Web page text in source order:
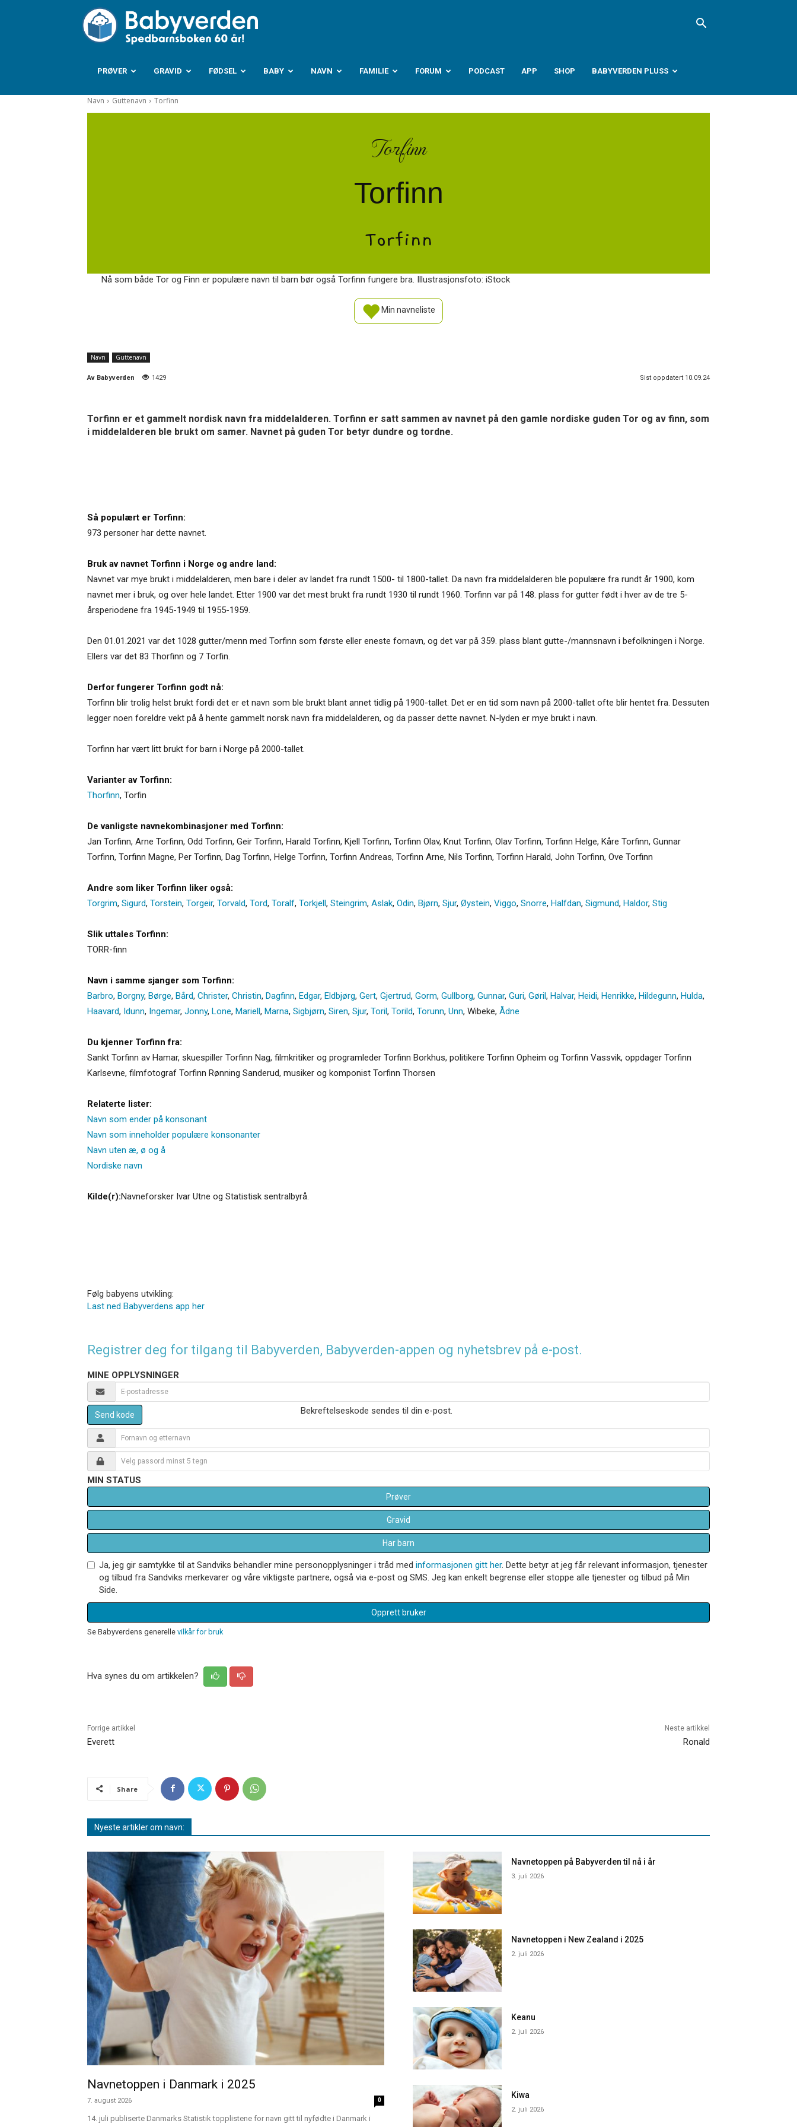
Babyverden.no
PRØVER GRAVID FØDSEL BABY NAVN FAMILIE FORUM PODCAST APP SHOP BABYVERDEN PLUSS
Navn Guttenavn Torfinn
Torfinn
Torfinn
Torfinn
Nå som både Tor og Finn er populære navn til barn bør også Torfinn fungere bra. Illustrasjonsfoto: iStock
Min navneliste
Navn Guttenavn
Av Babyverden 1429 Sist oppdatert 10.09.24
Torfinn er et gammelt nordisk navn fra middelalderen. Torfinn er satt sammen av navnet på den gamle nordiske guden Tor og av finn, som
i middelalderen ble brukt om samer. Navnet på guden Tor betyr dundre og tordne.
Så populært er Torfinn:
973 personer har dette navnet.
Bruk av navnet Torfinn i Norge og andre land:
Navnet var mye brukt i middelalderen, men bare i deler av landet fra rundt 1500- til 1800-tallet. Da navn fra middelalderen ble populære fra rundt år 1900, kom
navnet mer i bruk, og over hele landet. Etter 1900 var det mest brukt fra rundt 1930 til rundt 1960. Torfinn var på 148. plass for gutter født i hver av de tre 5-
årsperiodene fra 1945-1949 til 1955-1959.
Den 01.01.2021 var det 1028 gutter/menn med Torfinn som første eller eneste fornavn, og det var på 359. plass blant gutte-/mannsnavn i befolkningen i Norge.
Ellers var det 83 Thorfinn og 7 Torfin.
Derfor fungerer Torfinn godt nå:
Torfinn blir trolig helst brukt fordi det er et navn som ble brukt blant annet tidlig på 1900-tallet. Det er en tid som navn på 2000-tallet ofte blir hentet fra. Dessuten
legger noen foreldre vekt på å hente gammelt norsk navn fra middelalderen, og da passer dette navnet. N-lyden er mye brukt i navn.
Torfinn har vært litt brukt for barn i Norge på 2000-tallet.
Varianter av Torfinn:
Thorfinn, Torfin
De vanligste navnekombinasjoner med Torfinn:
Jan Torfinn, Arne Torfinn, Odd Torfinn, Geir Torfinn, Harald Torfinn, Kjell Torfinn, Torfinn Olav, Knut Torfinn, Olav Torfinn, Torfinn Helge, Kåre Torfinn, Gunnar
Torfinn, Torfinn Magne, Per Torfinn, Dag Torfinn, Helge Torfinn, Torfinn Andreas, Torfinn Arne, Nils Torfinn, Torfinn Harald, John Torfinn, Ove Torfinn
Andre som liker Torfinn liker også:
Torgrim, Sigurd, Torstein, Torgeir, Torvald, Tord, Toralf, Torkjell, Steingrim, Aslak, Odin, Bjørn, Sjur, Øystein, Viggo, Snorre, Halfdan, Sigmund, Haldor, Stig
Slik uttales Torfinn:
TORR-finn
Navn i samme sjanger som Torfinn:
Barbro, Borgny, Børge, Bård, Christer, Christin, Dagfinn, Edgar, Eldbjørg, Gert, Gjertrud, Gorm, Gullborg, Gunnar, Guri, Gøril, Halvar, Heidi, Henrikke, Hildegunn, Hulda,
Haavard, Idunn, Ingemar, Jonny, Lone, Mariell, Marna, Sigbjørn, Siren, Sjur, Toril, Torild, Torunn, Unn, Wibeke, Ådne
Du kjenner Torfinn fra:
Sankt Torfinn av Hamar, skuespiller Torfinn Nag, filmkritiker og programleder Torfinn Borkhus, politikere Torfinn Opheim og Torfinn Vassvik, oppdager Torfinn
Karlsevne, filmfotograf Torfinn Rønning Sanderud, musiker og komponist Torfinn Thorsen
Relaterte lister:
Navn som ender på konsonant
Navn som inneholder populære konsonanter
Navn uten æ, ø og å
Nordiske navn
Kilde(r):Navneforsker Ivar Utne og Statistisk sentralbyrå.
Følg babyens utvikling:
Last ned Babyverdens app her
Registrer deg for tilgang til Babyverden, Babyverden-appen og nyhetsbrev på e-post.
MINE OPPLYSNINGER
Send kode Bekreftelseskode sendes til din e-post.
MIN STATUS
Prøver
Gravid
Har barn
Ja, jeg gir samtykke til at Sandviks behandler mine personopplysninger i tråd med informasjonen gitt her. Dette betyr at jeg får relevant informasjon, tjenester
og tilbud fra Sandviks merkevarer og våre viktigste partnere, også via e-post og SMS. Jeg kan enkelt begrense eller stoppe alle tjenester og tilbud på Min
Side.
Opprett bruker
Se Babyverdens generelle vilkår for bruk
Hva synes du om artikkelen?
Forrige artikkel
Everett
Neste artikkel
Ronald
Share
Nyeste artikler om navn:
Navnetoppen i Danmark i 2025
7. august 2026 0
14. juli publiserte Danmarks Statistik topplistene for navn gitt til nyfødte i Danmark i
Navnetoppen på Babyverden til nå i år
3. juli 2026
Navnetoppen i New Zealand i 2025
2. juli 2026
Keanu
2. juli 2026
Kiwa
2. juli 2026